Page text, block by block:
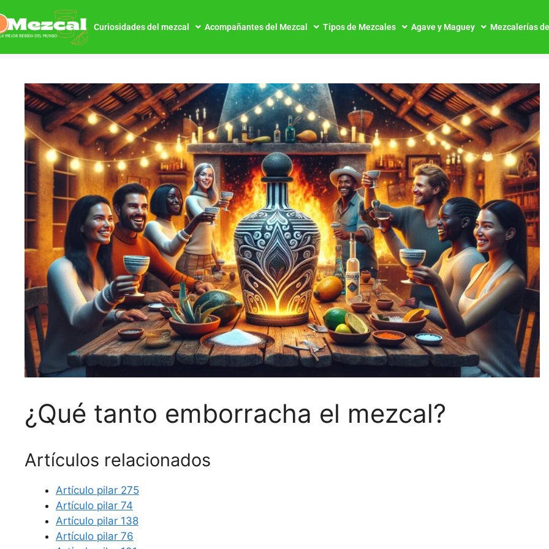
Curiosidades del mezcal Acompañantes del Mezcal Tipos de Mezcales Agave y Maguey Mezcalerías
¿Qué tanto emborracha el mezcal?
Artículos relacionados
Artículo pilar 275
Artículo pilar 74
Artículo pilar 138
Artículo pilar 76